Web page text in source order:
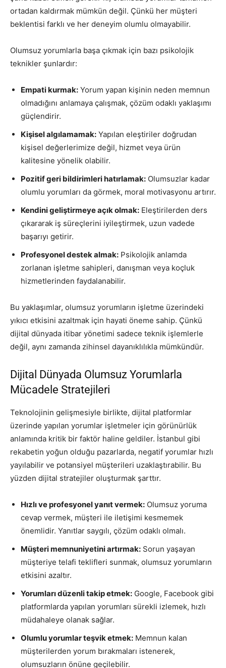
ortadan kaldırmak mümkün değil. Çünkü her müşteri
beklentisi farklı ve her deneyim olumlu olmayabilir.
Olumsuz yorumlarla başa çıkmak için bazı psikolojik
teknikler şunlardır:
Empati kurmak: Yorum yapan kişinin neden memnun
olmadığını anlamaya çalışmak, çözüm odaklı yaklaşımı
güçlendirir.
Kişisel algılamamak: Yapılan eleştiriler doğrudan
kişisel değerlerimize değil, hizmet veya ürün
kalitesine yönelik olabilir.
Pozitif geri bildirimleri hatırlamak: Olumsuzlar kadar
olumlu yorumları da görmek, moral motivasyonu artırır.
Kendini geliştirmeye açık olmak: Eleştirilerden ders
çıkararak iş süreçlerini iyileştirmek, uzun vadede
başarıyı getirir.
Profesyonel destek almak: Psikolojik anlamda
zorlanan işletme sahipleri, danışman veya koçluk
hizmetlerinden faydalanabilir.
Bu yaklaşımlar, olumsuz yorumların işletme üzerindeki
yıkıcı etkisini azaltmak için hayati öneme sahip. Çünkü
dijital dünyada itibar yönetimi sadece teknik işlemlerle
değil, aynı zamanda zihinsel dayanıklılıkla mümkündür.
Dijital Dünyada Olumsuz Yorumlarla
Mücadele Stratejileri
Teknolojinin gelişmesiyle birlikte, dijital platformlar
üzerinde yapılan yorumlar işletmeler için görünürlük
anlamında kritik bir faktör haline geldiler. İstanbul gibi
rekabetin yoğun olduğu pazarlarda, negatif yorumlar hızlı
yayılabilir ve potansiyel müşterileri uzaklaştırabilir. Bu
yüzden dijital stratejiler oluşturmak şarttır.
Hızlı ve profesyonel yanıt vermek: Olumsuz yoruma
cevap vermek, müşteri ile iletişimi kesmemek
önemlidir. Yanıtlar saygılı, çözüm odaklı olmalı.
Müşteri memnuniyetini artırmak: Sorun yaşayan
müşteriye telafi teklifleri sunmak, olumsuz yorumların
etkisini azaltır.
Yorumları düzenli takip etmek: Google, Facebook gibi
platformlarda yapılan yorumları sürekli izlemek, hızlı
müdahaleye olanak sağlar.
Olumlu yorumlar teşvik etmek: Memnun kalan
müşterilerden yorum bırakmaları istenerek,
olumsuzların önüne geçilebilir.